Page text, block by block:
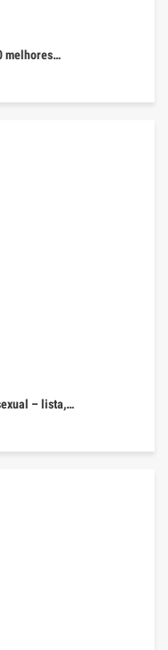
melhores…
– lista,…